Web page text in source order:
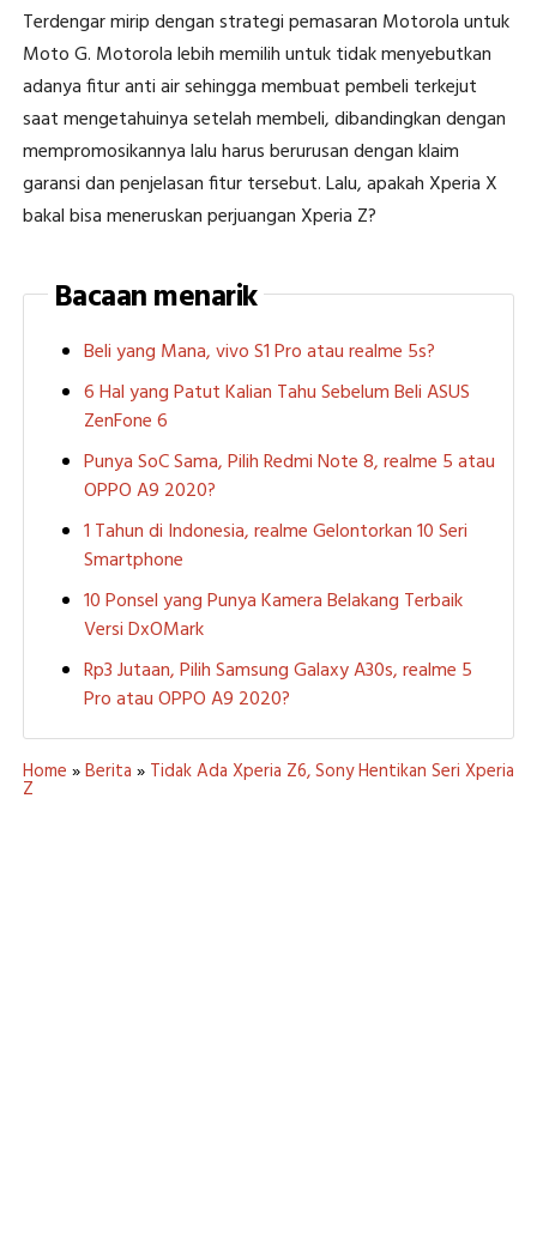
Terdengar mirip dengan strategi pemasaran Motorola untuk
Moto G. Motorola lebih memilih untuk tidak menyebutkan
adanya fitur anti air sehingga membuat pembeli terkejut
saat mengetahuinya setelah membeli, dibandingkan dengan
mempromosikannya lalu harus berurusan dengan klaim
garansi dan penjelasan fitur tersebut. Lalu, apakah Xperia X
bakal bisa meneruskan perjuangan Xperia Z?
Bacaan menarik
Beli yang Mana, vivo S1 Pro atau realme 5s?
6 Hal yang Patut Kalian Tahu Sebelum Beli ASUS
ZenFone 6
Punya SoC Sama, Pilih Redmi Note 8, realme 5 atau
OPPO A9 2020?
1 Tahun di Indonesia, realme Gelontorkan 10 Seri
Smartphone
10 Ponsel yang Punya Kamera Belakang Terbaik
Versi DxOMark
Rp3 Jutaan, Pilih Samsung Galaxy A30s, realme 5
Pro atau OPPO A9 2020?
Home »Berita » Tidak Ada Xperia Z6, Sony Hentikan Seri Xperia
Z